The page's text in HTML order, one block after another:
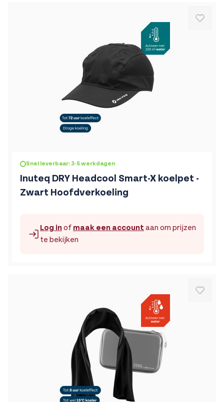
Snel leverbaar: 3-5 werkdagen
Inuteq DRY Headcool Smart-X koelpet -
Zwart Hoofdverkoeling
De prijs is afhankelijk van de gekozen opties op de
Log inof maak een account aan om prijzen
te bekijken